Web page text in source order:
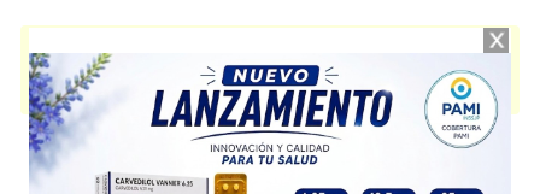
indica como
. Es producido porExcelentia
y cuenta con 1
presentación disponible.
Explorar más
Otros productos coneconazol,nitrato